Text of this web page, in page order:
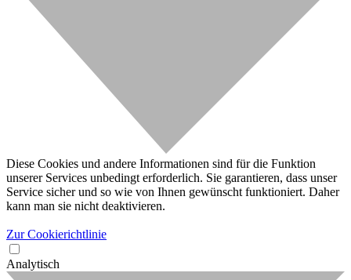
Diese Cookies und andere Informationen sind für die Funktion
unserer Services unbedingt erforderlich. Sie garantieren, dass unser
Service sicher und so wie von Ihnen gewünscht funktioniert. Daher
kann man sie nicht deaktivieren.
Zur Cookierichtlinie
Analytisch